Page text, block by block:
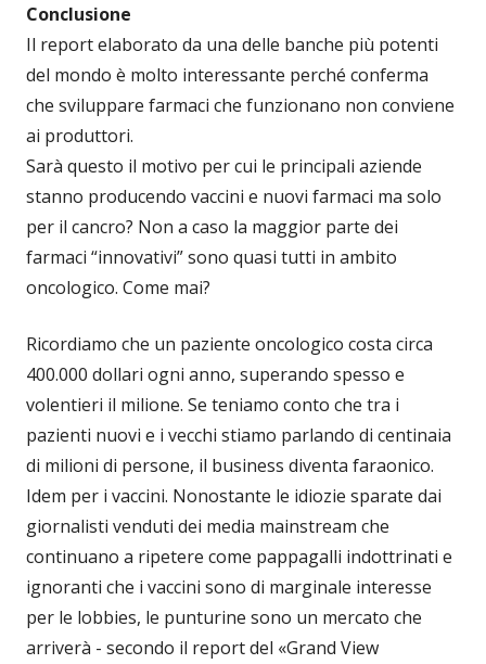
Conclusione
Il report elaborato da una delle banche più potenti
del mondo è molto interessante perché conferma
che sviluppare farmaci che funzionano non conviene
ai produttori.
Sarà questo il motivo per cui le principali aziende
stanno producendo vaccini e nuovi farmaci ma solo
per il cancro? Non a caso la maggior parte dei
farmaci “innovativi” sono quasi tutti in ambito
oncologico. Come mai?
Ricordiamo che un paziente oncologico costa circa
400.000 dollari ogni anno, superando spesso e
volentieri il milione. Se teniamo conto che tra i
pazienti nuovi e i vecchi stiamo parlando di centinaia
di milioni di persone, il business diventa faraonico.
Idem per i vaccini. Nonostante le idiozie sparate dai
giornalisti venduti dei media mainstream che
continuano a ripetere come pappagalli indottrinati e
ignoranti che i vaccini sono di marginale interesse
per le lobbies, le punturine sono un mercato che
arriverà - secondo il report del «Grand View